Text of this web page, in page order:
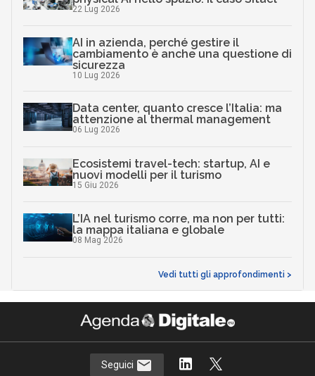
22 Lug 2026
AI in azienda, perché gestire il
cambiamento è anche una questione di
sicurezza
10 Lug 2026
Data center, quanto cresce l’Italia: ma
attenzione al thermal management
06 Lug 2026
Ecosistemi travel-tech: startup, AI e
nuovi modelli per il turismo
15 Giu 2026
L’IA nel turismo corre, ma non per tutti:
la mappa italiana e globale
08 Mag 2026
Vedi tutti gli approfondimenti >
Seguici